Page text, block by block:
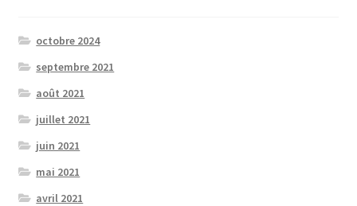
octobre 2024
septembre 2021
août 2021
juillet 2021
juin 2021
mai 2021
avril 2021